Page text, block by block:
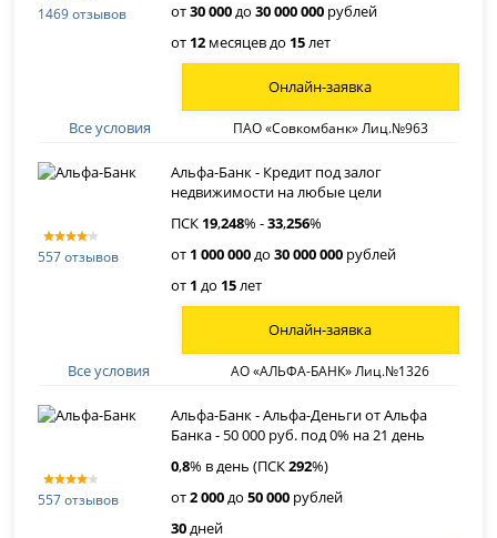
1469 отзывов
от30 000до30 000 000 рублей
от 12 месяцев до 15лет
Все условия ПАО «Совкомбанк» Лиц.№963
Онлайн-заявка
557 отзывов
Альфа-Банк - Кредит под залог
недвижимости на любые цели
ПСК 19,248% -33,256%
от 1 000 000до30 000 000 рублей
от 1 до 15лет
Все условия АО «АЛЬФА-БАНК» Лиц.№1326
Онлайн-заявка
557 отзывов
Альфа-Банк - Альфа-Деньги от Альфа
Банка - 50 000 руб. под 0% на 21 день
0,8% в день (ПСК292%)
от2 000до50 000 рублей
30дней